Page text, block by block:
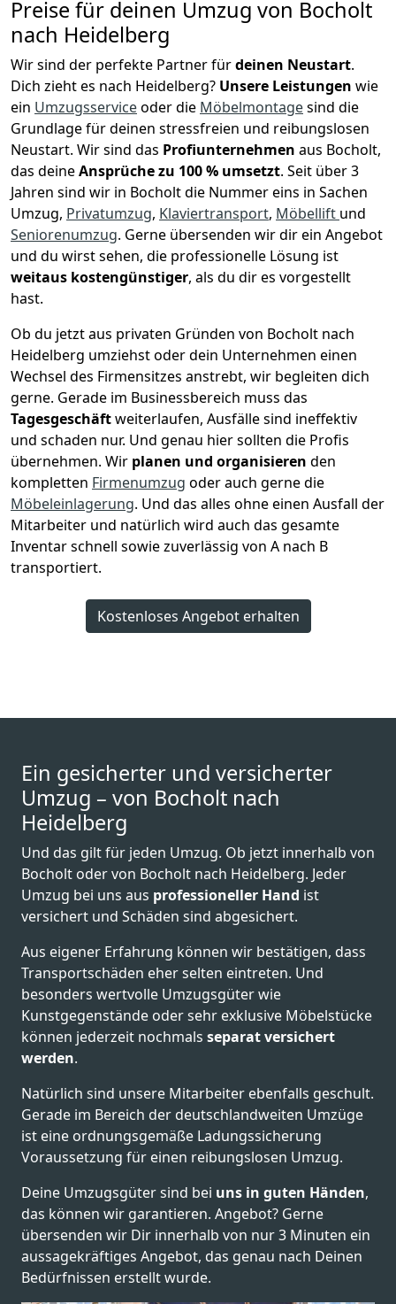
Preise für deinen Umzug von Bocholt
nach Heidelberg
Wir sind der perfekte Partner fürdeinen Neustart.
Dich zieht es nach Heidelberg? Unsere Leistungen wie
ein Umzugsserviceoder die Möbelmontagesind die
Grundlage für deinen stressfreien und reibungslosen
Neustart. Wir sind das Profiunternehmen aus Bocholt,
das deineAnsprüche zu 100 % umsetzt. Seit über 3
Jahren sind wir in Bocholt die Nummer eins in Sachen
Umzug, Privatumzug, Klaviertransport, Möbellift und
Seniorenumzug. Gerne übersenden wir dir ein Angebot
und du wirst sehen, die professionelle Lösung ist
weitaus kostengünstiger, als du dir es vorgestellt
hast.
Ob du jetzt aus privaten Gründen von Bocholt nach
Heidelberg umziehst oder dein Unternehmen einen
Wechsel des Firmensitzes anstrebt, wir begleiten dich
gerne. Gerade im Businessbereich muss das
Tagesgeschäftweiterlaufen, Ausfälle sind ineffektiv
und schaden nur. Und genau hier sollten die Profis
übernehmen. Wir planen und organisieren den
kompletten Firmenumzug oder auch gerne die
Möbeleinlagerung. Und das alles ohne einen Ausfall der
Mitarbeiter und natürlich wird auch das gesamte
Inventar schnell sowie zuverlässig von A nach B
transportiert.
Kostenloses Angebot erhalten
Ein gesicherter und versicherter
Umzug – von Bocholt nach
Heidelberg
Und das gilt für jeden Umzug. Ob jetzt innerhalb von
Bocholt oder von Bocholt nach Heidelberg. Jeder
Umzug bei uns aus professioneller Hand ist
versichert und Schäden sind abgesichert.
Aus eigener Erfahrung können wir bestätigen, dass
Transportschäden eher selten eintreten. Und
besonders wertvolle Umzugsgüter wie
Kunstgegenstände oder sehr exklusive Möbelstücke
können jederzeit nochmals separat versichert
werden.
Natürlich sind unsere Mitarbeiter ebenfalls geschult.
Gerade im Bereich der deutschlandweiten Umzüge
ist eine ordnungsgemäße Ladungssicherung
Voraussetzung für einen reibungslosen Umzug.
Deine Umzugsgüter sind bei uns in guten Händen,
das können wir garantieren. Angebot? Gerne
übersenden wir Dir innerhalb von nur 3 Minuten ein
aussagekräftiges Angebot, das genau nach Deinen
Bedürfnissen erstellt wurde.